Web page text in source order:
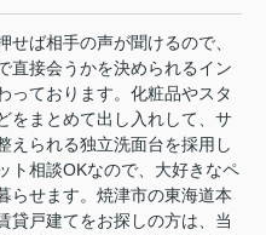
せば相手の声が聞けるので、
直接会うかを決められるイン
っております。化粧品やスタ
をまとめて出し入れして、サ
えられる独立洗面台を採用し
ト相談OKなので、大好きなペ
らせます。焼津市の東海道本
貸戸建てをお探しの方は、当